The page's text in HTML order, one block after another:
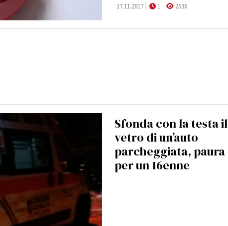
17.11.2017
1 2536
Sfonda con la testa il
vetro di un’auto
parcheggiata, paura
per un 16enne